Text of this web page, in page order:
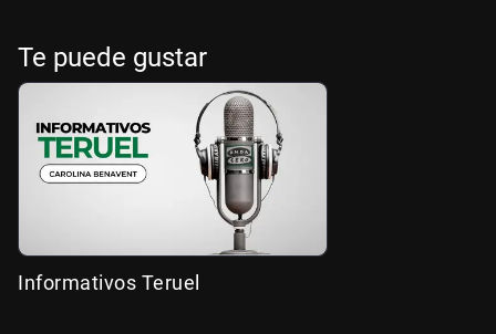
Te puede gustar
Informativos Teruel